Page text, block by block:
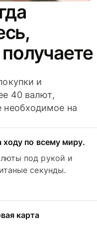
и
40 валют,
необходимое на
ходу по всему миру.
под рукой и
секунды.
карта